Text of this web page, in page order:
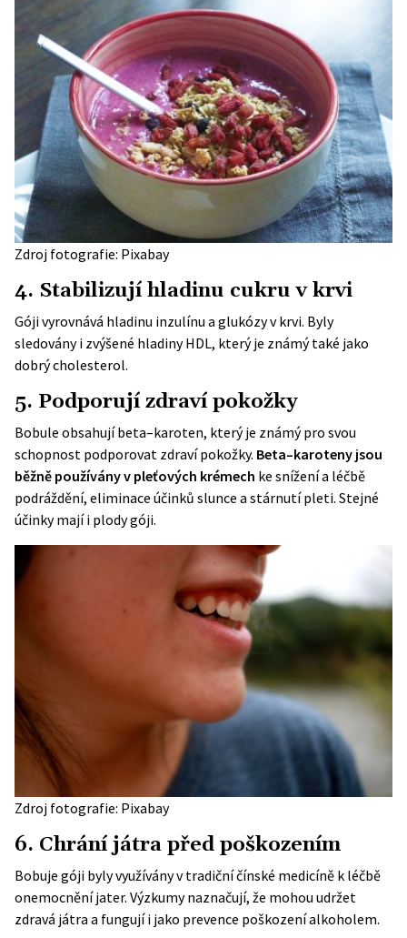
Zdroj fotografie: Pixabay
4. Stabilizují hladinu cukru v krvi
Góji vyrovnává hladinu inzulínu a glukózy v krvi. Byly
sledovány i zvýšené hladiny HDL, který je známý také jako
dobrý cholesterol.
5. Podporují zdraví pokožky
Bobule obsahují beta–karoten, který je známý pro svou
schopnost podporovat zdraví pokožky. Beta–karoteny jsou
běžně používány v pleťových krémech ke snížení a léčbě
podráždění, eliminace účinků slunce a stárnutí pleti. Stejné
účinky mají i plody góji.
Zdroj fotografie: Pixabay
6. Chrání játra před poškozením
Bobuje góji byly využívány v tradiční čínské medicíně k léčbě
onemocnění jater. Výzkumy naznačují, že mohou udržet
zdravá játra a fungují i jako prevence poškození alkoholem.